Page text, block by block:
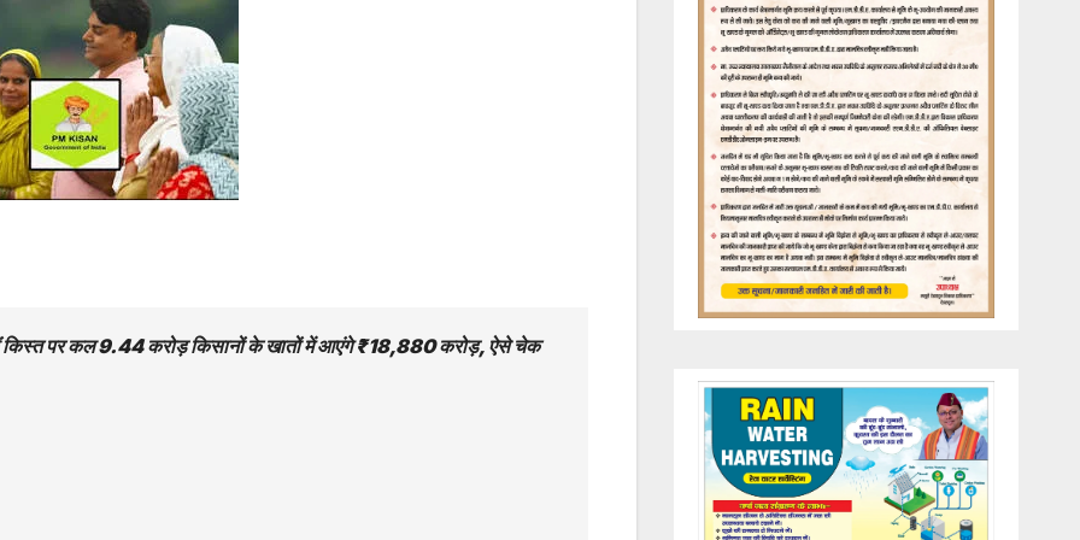
पर कल 9.44 करोड़ किसानों के खातों में आएंगे ₹18,880 करोड़, ऐसे चेक